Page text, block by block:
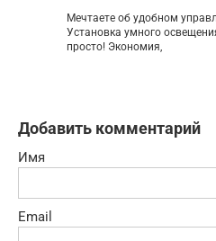
Мечтаете об удобном
Установка умного
просто! Экономия,
Добавить комментарий
Имя
Email